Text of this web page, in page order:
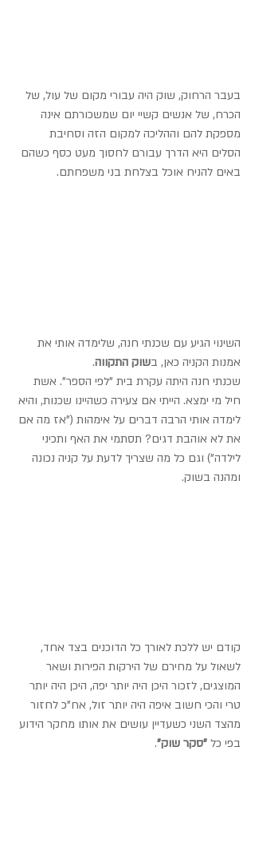
בעבר הרחוק, שוק היה עבורי מקום של עול, של
הכרח, של אנשים קשיי יום שמשכורתם אינה
מספקת להם וההליכה למקום הזה וסחיבת
הסלים היא הדרך עבורם לחסוך מעט כסף כשהם
באים להניח אוכל בצלחת בני משפחתם.
השינוי הגיע עם שכנתי חנה, שלימדה אותי את
אמנות הקניה כאן, בשוק התקווה.
שכנתי חנה היתה עקרת בית "לפי הספר". אשת
חיל מי ימצא. הייתי אם צעירה כשהיינו שכנות, והיא
לימדה אותי הרבה דברים על אימהות ("אז מה אם
את לא אוהבת דגים? תסתמי את האף ותכיני
לילדה") וגם כל מה שצריך לדעת על קניה נכונה
ומהנה בשוק.
קודם יש ללכת לאורך כל הדוכנים בצד אחד,
לשאול על מחירם של הירקות הפירות ושאר
המוצגים, לזכור היכן היה יותר יפה, היכן היה יותר
טרי והכי חשוב איפה היה יותר זול, אח"כ לחזור
מהצד השני כשעדיין עושים את אותו מחקר הידוע
בפי כל "סקר שוק".